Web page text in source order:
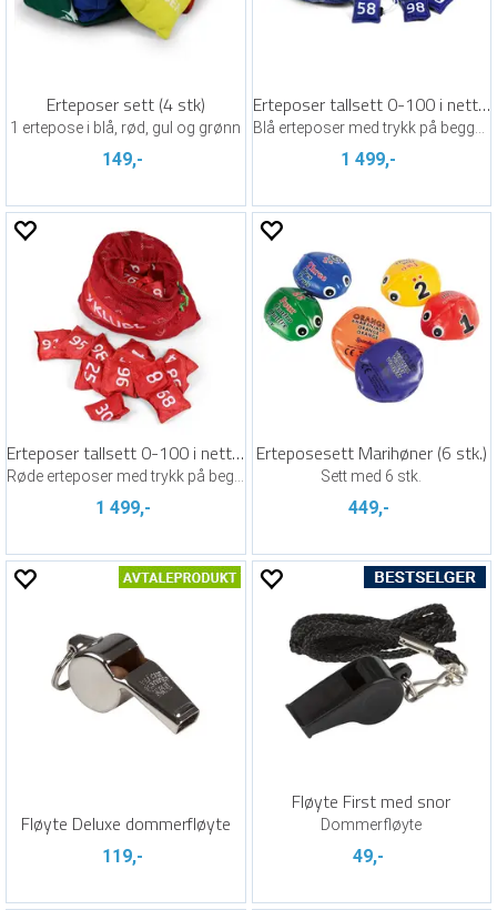
Erteposer sett (4 stk)
1 ertepose i blå, rød, gul og grønn
149,-
Erteposer tallsett 0-100 i nettingpose
1 499,-
Erteposer tallsett 0-100 i nettingpose
1 499,-
Erteposesett Marihøner (6 stk.)
Sett med 6 stk.
449,-
Fløyte Deluxe dommerfløyte
119,-
Fløyte First med snor
Dommerfløyte
49,-